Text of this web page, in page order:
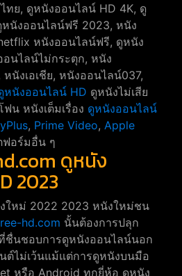
ทย, ดูหนังออนไลน์ HD 4K, ดู
นังออนไลน์ฟรี 2023, หนัง
หนังออนไลน์ฟรี, ดูหนัง
นไลน์ไม่กระตุก, หนัง
นังเอเชีย, หนังออนไลน์037,
หนังออนไลน์ HD ดูหนังไม่เสีย
น หนังเต็มเรื่อง ดูหนังออนไลน์
, Prime Video, Apple
ฟอร์มอื่น ๆ
ดูหนัง
2023
ใหม่ 2022 2023 หนังใหม่ชน
hd.com นั้นต้องการปลุก
ชื่นชอบการดูหนังออนไลน์นอก
ต์ไม่เว้นแม้แต่การดูหนังบนมือ
หรือ Android ทุกยี่ห้อ ดูหนัง